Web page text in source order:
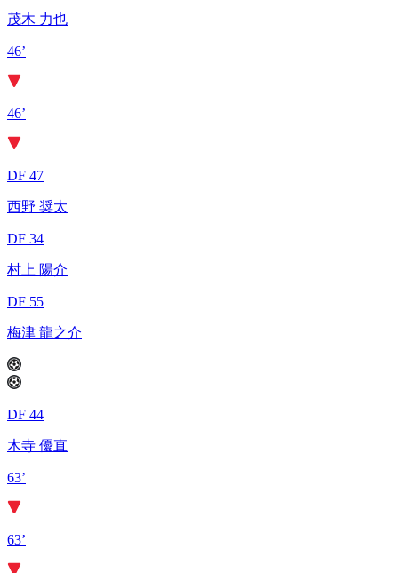
茂木 力也
46’
46’
DF 47
西野 奨太
DF 34
村上 陽介
DF 55
梅津 龍之介
DF 44
木寺 優直
63’
63’